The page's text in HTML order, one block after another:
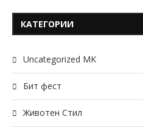
КАТЕГОРИИ
Uncategorized MK
Бит фест
Животен Стил